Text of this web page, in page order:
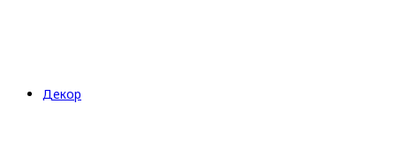
Декор